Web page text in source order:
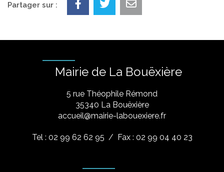
Partager sur :
Mairie de La Bouëxière
5 rue Théophile Rémond
​35340 La Bouëxière
accueil@mairie-labouexiere.fr
Tel : 02 99 62 62 95 / Fax : 02 99 04 40 23